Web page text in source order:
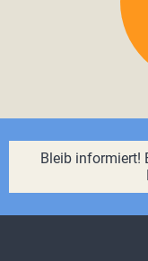
Bleib informiert!